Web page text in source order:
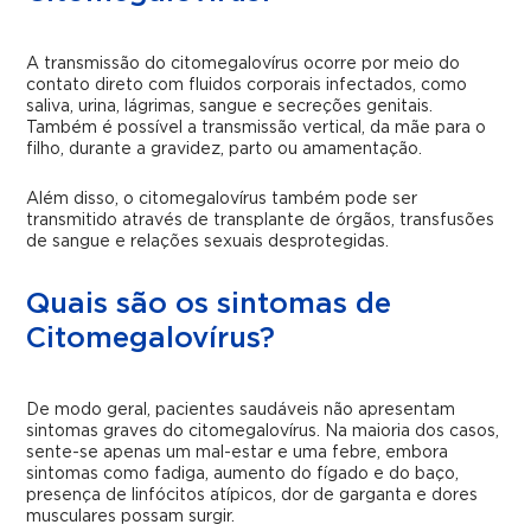
A transmissão do citomegalovírus ocorre por meio do
contato direto com fluidos corporais infectados, como
saliva, urina, lágrimas, sangue e secreções genitais.
Também é possível a transmissão vertical, da mãe para o
filho, durante a gravidez, parto ou amamentação.
Além disso, o citomegalovírus também pode ser
transmitido através de transplante de órgãos, transfusões
de sangue e relações sexuais desprotegidas.
Quais são os sintomas de
Citomegalovírus?
De modo geral, pacientes saudáveis não apresentam
sintomas graves do citomegalovírus. Na maioria dos casos,
sente-se apenas um mal-estar e uma febre, embora
sintomas como fadiga, aumento do fígado e do baço,
presença de linfócitos atípicos, dor de garganta e dores
musculares possam surgir.